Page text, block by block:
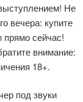
Не
вечера: купите
прямо сейчас!
внимание:
18+.
под звуки